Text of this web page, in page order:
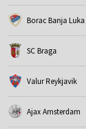
Borac Banja Luka
SC Braga
Valur Reykjavik
Ajax Amsterdam